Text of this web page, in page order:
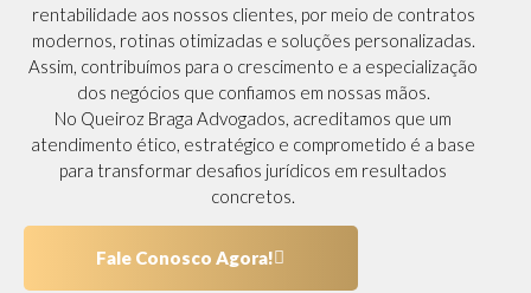
rentabilidade aos nossos clientes, por meio de contratos
modernos, rotinas otimizadas e soluções personalizadas.
Assim, contribuímos para o crescimento e a especialização
dos negócios que confiamos em nossas mãos.
No Queiroz Braga Advogados, acreditamos que um
atendimento ético, estratégico e comprometido é a base
para transformar desafios jurídicos em resultados
concretos.
Fale Conosco Agora!